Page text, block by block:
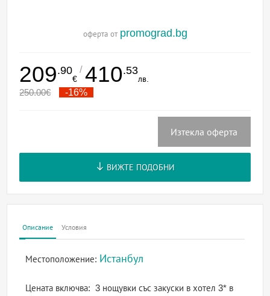
оферта от promograd.bg
209.90
€
/ 410.53
лв.
250.00€ -16%
Изтекла оферта
ВИЖТЕ ПОДОБНИ
Описание Условия
Местоположение: Истанбул
Цената включва: 3 нощувки със закуски в хотел 3* в